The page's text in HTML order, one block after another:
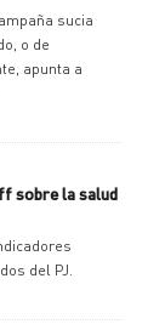
sucia
o de
apunta a
sobre la salud
del PJ.